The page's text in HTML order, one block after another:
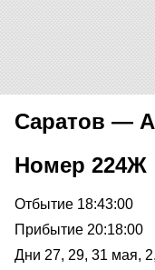
Саратов —
Номер 224Ж
Отбытие 18:43:00
Прибытие 20:18:00
Дни 27, 29, 31 мая,